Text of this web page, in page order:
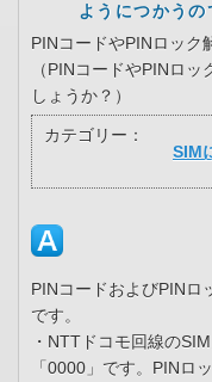
ようにつかうの
PINコードやPINロック
（PINコードやPINロ
しょうか？）
カテゴリー：
SIM
PINコードおよびPINロ
です。
・NTTドコモ回線の
「0000」です。PINロ